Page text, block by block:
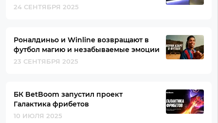
24 СЕНТЯБРЯ 2025
Роналдиньо и Winline возвращают в
футбол магию и незабываемые эмоции
23 СЕНТЯБРЯ 2025
БК BetBoom запустил проект
Галактика фрибетов
10 ИЮЛЯ 2025